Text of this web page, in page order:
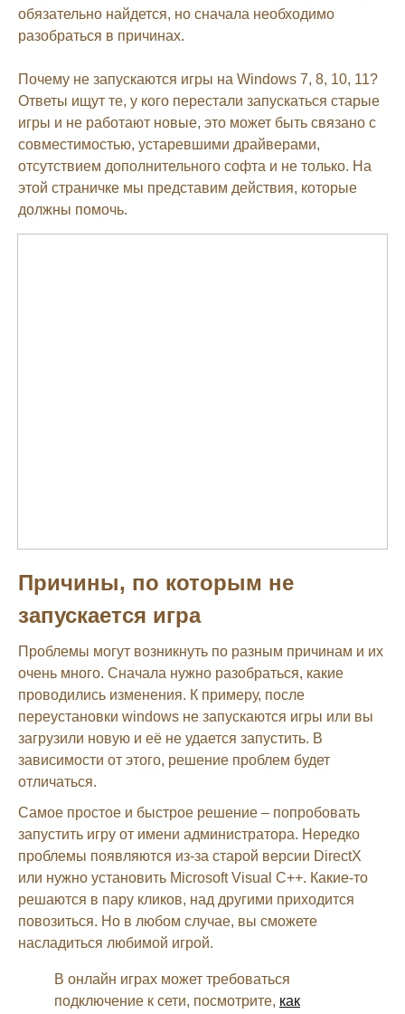
обязательно найдется, но сначала необходимо
разобраться в причинах.
Почему не запускаются игры на Windows 7, 8, 10, 11?
Ответы ищут те, у кого перестали запускаться старые
игры и не работают новые, это может быть связано с
совместимостью, устаревшими драйверами,
отсутствием дополнительного софта и не только. На
этой страничке мы представим действия, которые
должны помочь.
Причины, по которым не
запускается игра
Проблемы могут возникнуть по разным причинам и их
очень много. Сначала нужно разобраться, какие
проводились изменения. К примеру, после
переустановки windows не запускаются игры или вы
загрузили новую и её не удается запустить. В
зависимости от этого, решение проблем будет
отличаться.
Самое простое и быстрое решение – попробовать
запустить игру от имени администратора. Нередко
проблемы появляются из-за старой версии DirectX
или нужно установить Microsoft Visual C++. Какие-то
решаются в пару кликов, над другими приходится
повозиться. Но в любом случае, вы сможете
насладиться любимой игрой.
В онлайн играх может требоваться
подключение к сети, посмотрите, как